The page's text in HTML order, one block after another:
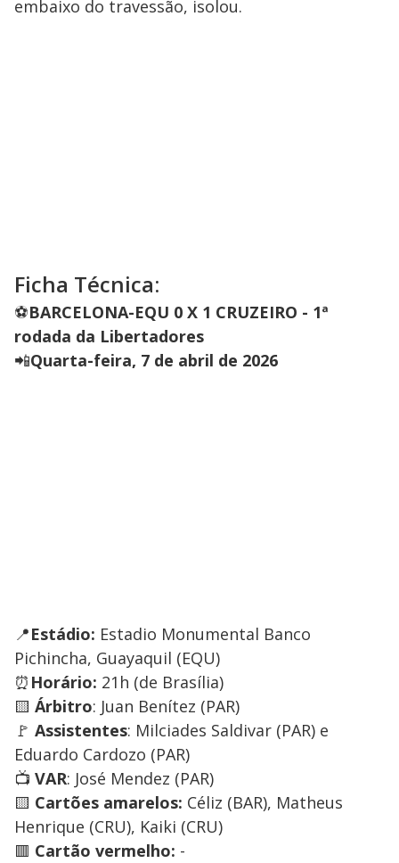
embaixo do travessão, isolou.
Ficha Técnica:
⚽BARCELONA-EQU 0 X 1 CRUZEIRO - 1ª
rodada da Libertadores
📲Quarta-feira, 7 de abril de 2026
📍Estádio: Estadio Monumental Banco
Pichincha, Guayaquil (EQU)
⏰ Horário: 21h (de Brasília)
🟨 Árbitro: Juan Benítez (PAR)
🚩 Assistentes: Milciades Saldivar (PAR) e
Eduardo Cardozo (PAR)
📺 VAR: José Mendez (PAR)
🟨 Cartões amarelos: Céliz (BAR), Matheus
Henrique (CRU), Kaiki (CRU)
🟥 Cartão vermelho: -